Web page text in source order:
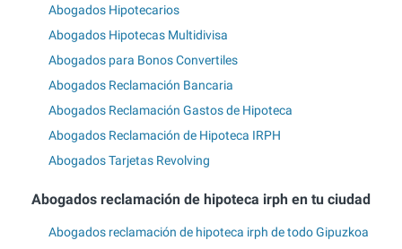
Abogados Hipotecarios
Abogados Hipotecas Multidivisa
Abogados para Bonos Convertiles
Abogados Reclamación Bancaria
Abogados Reclamación Gastos de Hipoteca
Abogados Reclamación de Hipoteca IRPH
Abogados Tarjetas Revolving
Abogados reclamación de hipoteca irph en tu ciudad
Abogados reclamación de hipoteca irph de todo Gipuzkoa